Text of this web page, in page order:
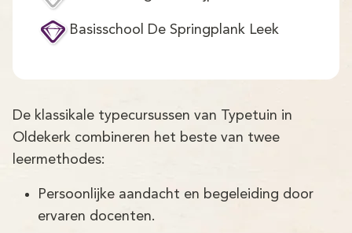
Basisschool De Springplank Leek
De klassikale typecursussen van Typetuin in
Oldekerk combineren het beste van twee
leermethodes:
Persoonlijke aandacht en begeleiding door
ervaren docenten.